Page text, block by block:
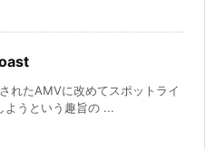
れたAMVに改めてスポットライ
ようという趣旨の ...